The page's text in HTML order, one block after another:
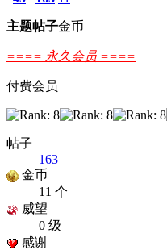
主题帖子金币
==== 永久会员 ====
付费会员
帖子
163
金币
11 个
威望
0 级
感谢